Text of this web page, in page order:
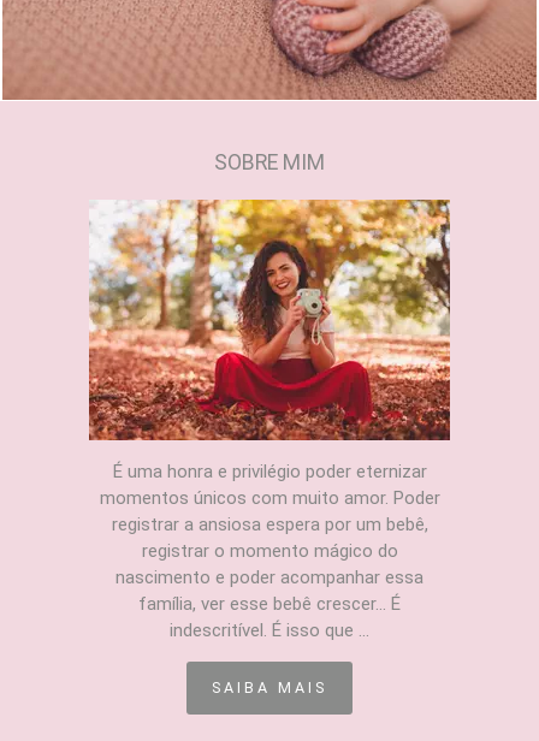
SOBRE MIM
É uma honra e privilégio poder eternizar
momentos únicos com muito amor. Poder
registrar a ansiosa espera por um bebê,
registrar o momento mágico do
nascimento e poder acompanhar essa
família, ver esse bebê crescer... É
indescritível. É isso que ...
SAIBA MAIS